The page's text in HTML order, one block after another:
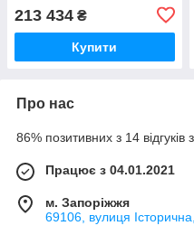
213 434 ₴
Купити
Про нас
86% позитивних з 14 відгуків
Працює з 04.01.2021
м. Запоріжжя
69106, вулиця